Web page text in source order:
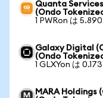
Quanta
(Ondo
1 PWRon は
Galaxy Digital
(Ondo
1 GLXYon は
MARA Holdings